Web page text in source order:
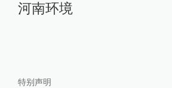
河南环境
特别声明